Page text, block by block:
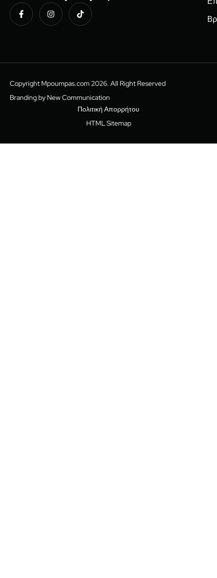
Copyright Mpoumpas.com 2026. All Right Reserved
Πολιτική Απορρήτου
HTML Sitemap
Branding by New Communication